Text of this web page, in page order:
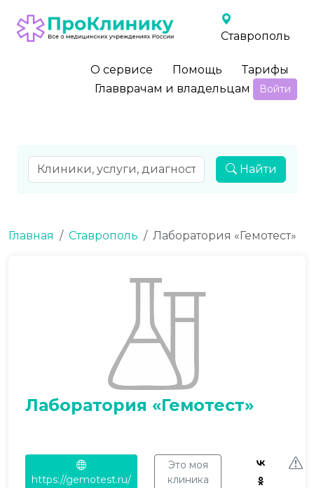
Ставрополь
О сервисе Помощь
Тарифы
Главврачам и владельцам
Войти
Найти
Главная Ставрополь Лаборатория «Гемотест»
Лаборатория «Гемотест»
https://gemotest.ru/
Это моя
клиника